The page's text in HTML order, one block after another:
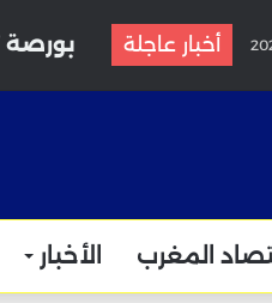
أخبار عاجلة
المغرب الأخبار